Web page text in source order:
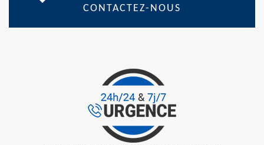
CONTACTEZ-NOUS